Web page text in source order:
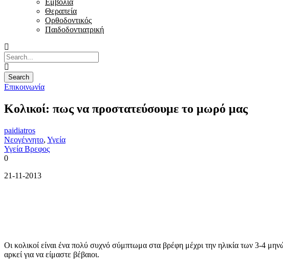
Εμβόλια
Θεραπεία
Ορθοδοντικός
Παιδοδοντιατρική
Επικοινωνία
Κολικοί: πως να προστατεύσουμε το μωρό μας
paidiatros
Νεογέννητο, Υγεία
Υγεία Βρεφος
0
21-11-2013
Οι κολικοί είναι ένα πολύ συχνό σύμπτωμα στα βρέφη μέχρι την ηλικία των 3-4
αρκεί για να είμαστε βέβαιοι.